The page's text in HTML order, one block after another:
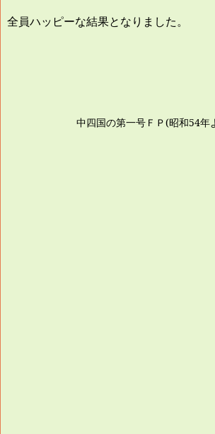
全員ハッピーな結果となりました。
中四国の第一号ＦＰ(昭和54年